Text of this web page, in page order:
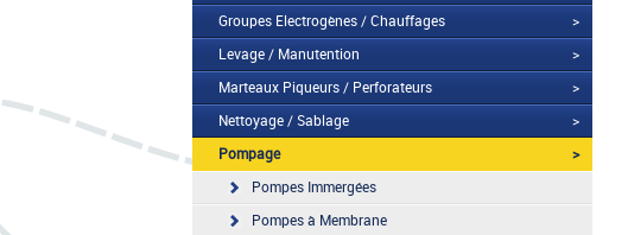
Groupes Electrogènes / Chauffages
>
Levage / Manutention
>
Marteaux Piqueurs / Perforateurs
>
Nettoyage / Sablage
>
Pompage
>
Pompes Immergées
Pompes à Membrane